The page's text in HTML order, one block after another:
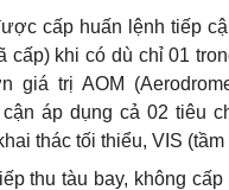
cấp huấn lệnh tiếp
cấp) khi có dù chỉ01
giá trị AOM
áp dụng cả 02 tiêu
thác tối thiểu, V S
thu tàu bay, không